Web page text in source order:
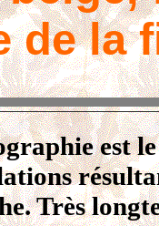
de la
est
Très